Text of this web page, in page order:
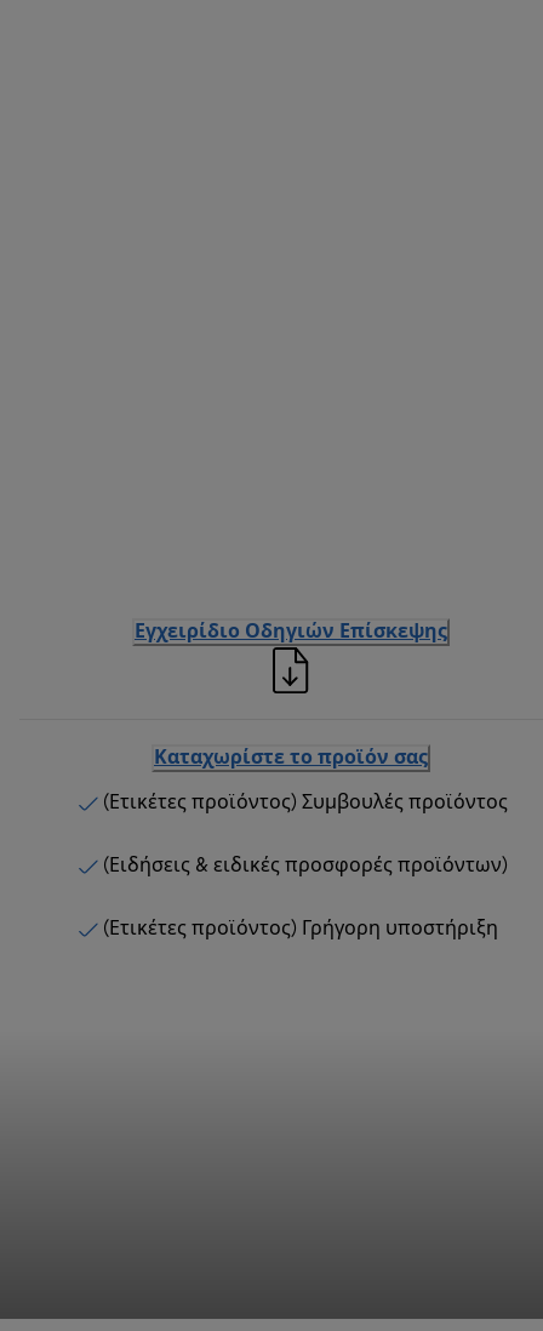
Εγχειρίδιο Οδηγιών Επίσκεψης
Καταχωρίστε το προϊόν σας
(Ετικέτες προϊόντος) Συμβουλές προϊόντος
(Ειδήσεις & ειδικές προσφορές προϊόντων)
(Ετικέτες προϊόντος) Γρήγορη υποστήριξη